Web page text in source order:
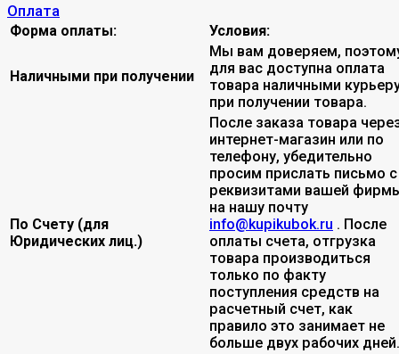
Оплата
Форма оплаты: Условия:
Наличными при получении
Мы вам доверяем,
для вас доступна оплата
товара наличными
при получении товара.
По Счету (для
Юридических лиц.)
После заказа товара
интернет-магазин или по
телефону, убедительно
просим прислать письмо с
реквизитами вашей
на нашу почту
info@kupikubok.ru . После
оплаты счета, отгрузка
товара производиться
только по факту
поступления средств на
расчетный счет, как
правило это занимает не
больше двух рабочих дней.